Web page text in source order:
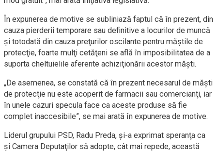
În expunerea de motive se subliniază faptul că în prezent, din
cauza pierderii temporare sau definitive a locurilor de muncă
şi totodată din cauza preţurilor oscilante pentru măştile de
protecţie, foarte mulţi cetăţeni se află în imposibilitatea de a
suporta cheltuielile aferente achiziţionării acestor măşti.
„De asemenea, se constată că în prezent necesarul de măşti
de protecţie nu este acoperit de farmacii sau comercianţi, iar
în unele cazuri specula face ca aceste produse să fie
complet inaccesibile”, se mai arată în expunerea de motive.
Liderul grupului PSD, Radu Preda, şi-a exprimat speranţa ca
şi Camera Deputaţilor să adopte, cât mai repede, această